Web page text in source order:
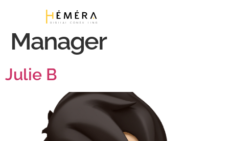
Étiquette :
Manager
Julie B